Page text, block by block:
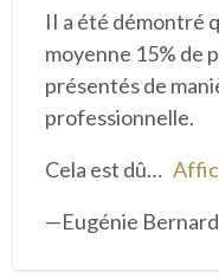
II a été démontré
moyenne 15% de
présentés de
professionnelle.
Cela est dû
Eugénie Bernard